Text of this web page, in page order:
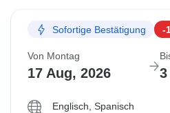
Sofortige Bestätigung -
Von Montag
17 Aug, 2026 3
Englisch, Spanisch